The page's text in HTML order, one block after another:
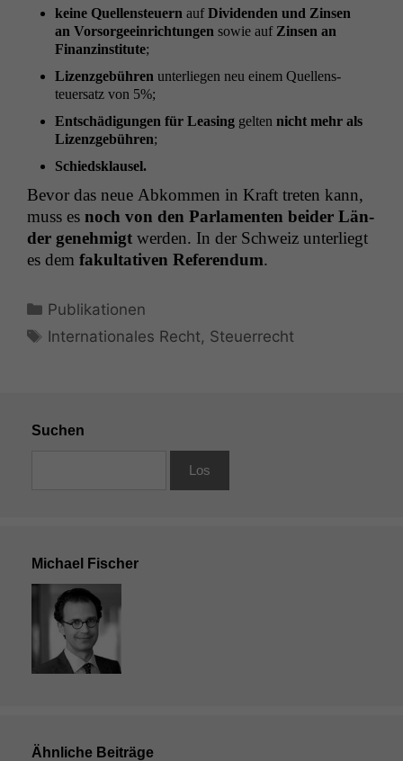
keine Quel­len­s­teuern aufDiv­i­den­den und Zin­sen
an Vor­sorgeein­rich­tun­gen sowie auf Zin­sen an
Finanzin­sti­tute;
Lizen­zge­bühren unter­liegen neu einem Quel­len­s­
teuer­satz von 5%;
Entschädi­gun­gen für Leas­ing gel­ten nicht mehr als
Lizen­zge­bühren;
Schied­sklausel.
Bevor das neue Abkom­men in Kraft treten kann,
muss es noch von den Par­la­menten bei­der Län­
der genehmigt wer­den. In der Schweiz unter­liegt
es dem fakul­ta­tiv­en Ref­er­en­dum.
Kategorien
Publikationen
Schlagwörter
Internationales Recht, Steuerrecht
Suchen
Michael Fischer
Ähnliche Beiträge